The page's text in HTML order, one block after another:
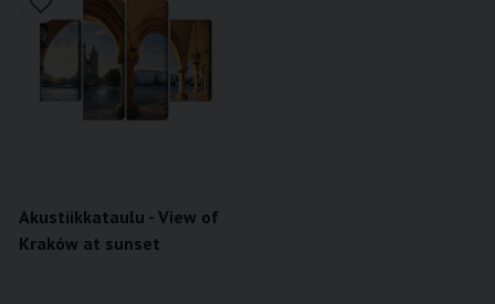
Akustiikkataulu - View of
Kraków at sunset